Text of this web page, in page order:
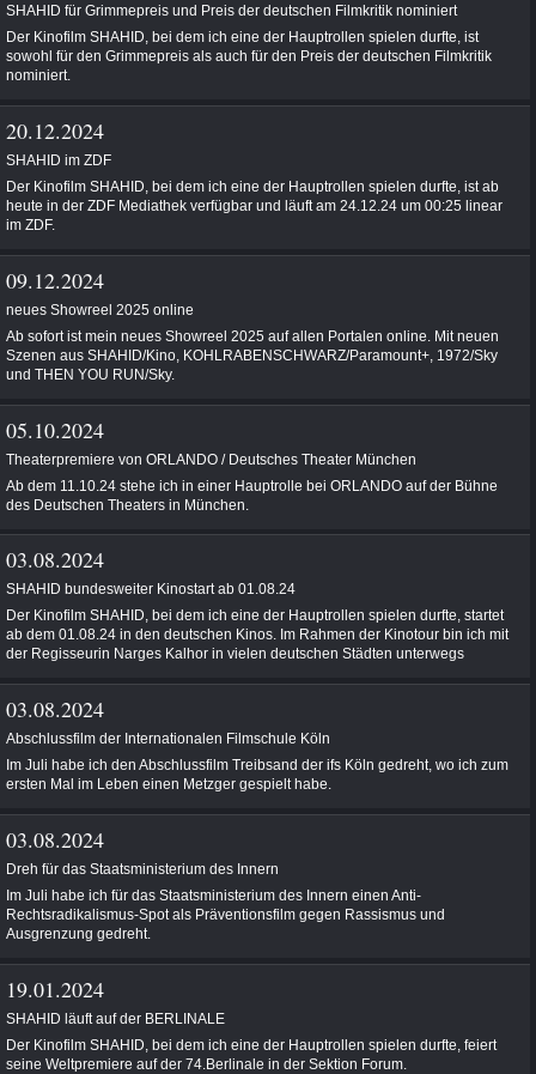
SHAHID für Grimmepreis und Preis der deutschen Filmkritik nominiert
Der Kinofilm SHAHID, bei dem ich eine der Hauptrollen spielen durfte, ist
sowohl für den Grimmepreis als auch für den Preis der deutschen Filmkritik
nominiert.
20.12.2024
SHAHID im ZDF
Der Kinofilm SHAHID, bei dem ich eine der Hauptrollen spielen durfte, ist ab
heute in der ZDF Mediathek verfügbar und läuft am 24.12.24 um 00:25 linear
im ZDF.
09.12.2024
neues Showreel 2025 online
Ab sofort ist mein neues Showreel 2025 auf allen Portalen online. Mit neuen
Szenen aus SHAHID/Kino, KOHLRABENSCHWARZ/Paramount+, 1972/Sky
und THEN YOU RUN/Sky.
05.10.2024
Theaterpremiere von ORLANDO / Deutsches Theater München
Ab dem 11.10.24 stehe ich in einer Hauptrolle bei ORLANDO auf der Bühne
des Deutschen Theaters in München.
03.08.2024
SHAHID bundesweiter Kinostart ab 01.08.24
Der Kinofilm SHAHID, bei dem ich eine der Hauptrollen spielen durfte, startet
ab dem 01.08.24 in den deutschen Kinos. Im Rahmen der Kinotour bin ich mit
der Regisseurin Narges Kalhor in vielen deutschen Städten unterwegs
03.08.2024
Abschlussfilm der Internationalen Filmschule Köln
Im Juli habe ich den Abschlussfilm Treibsand der ifs Köln gedreht, wo ich zum
ersten Mal im Leben einen Metzger gespielt habe.
03.08.2024
Dreh für das Staatsministerium des Innern
Im Juli habe ich für das Staatsministerium des Innern einen Anti-
Rechtsradikalismus-Spot als Präventionsfilm gegen Rassismus und
Ausgrenzung gedreht.
19.01.2024
SHAHID läuft auf der BERLINALE
Der Kinofilm SHAHID, bei dem ich eine der Hauptrollen spielen durfte, feiert
seine Weltpremiere auf der 74.Berlinale in der Sektion Forum.